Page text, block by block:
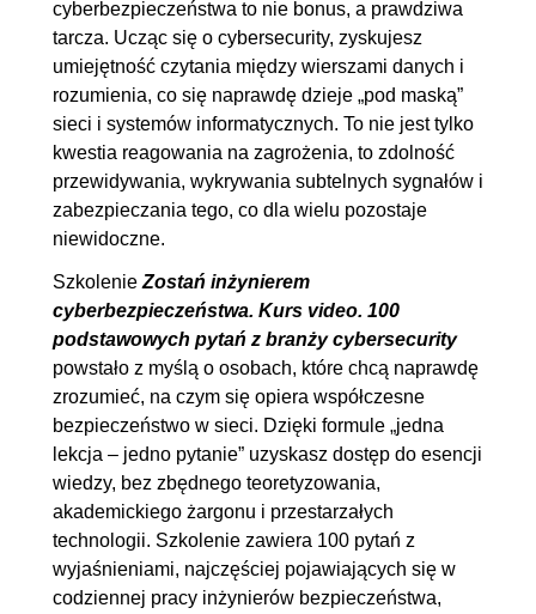
modelu OSI? [7]
1.9. Jakie ryzyko wiąże się z
publicznymi sieciami Wi-Fi? [8]
00:11:12
1.10. Czym jest exploit w
bezpieczeństwie sieci? [9]
00:06:39
1.11. Czym się różni PsExec od
schtask? [10]
00:05:56
2. Szyfrowanie i kryptografia 01:19:19
2.1. Dlaczego SSL już nie jest
bezpieczny? [11]
00:07:00
2.2. Jak działa protokół HTTPS
i dlaczego jest bezpieczniejszy
niż HTTP? [12]
00:08:00
2.3. Co to jest hashowanie i jak
jest wykorzystywane w
bezpieczeństwie? [13]
cyberbezpieczeństwa to nie bonus, a prawdziwa
tarcza. Ucząc się o cybersecurity, zyskujesz
umiejętność czytania między wierszami danych i
rozumienia, co się naprawdę dzieje „pod maską”
sieci i systemów informatycznych. To nie jest tylko
kwestia reagowania na zagrożenia, to zdolność
przewidywania, wykrywania subtelnych sygnałów i
zabezpieczania tego, co dla wielu pozostaje
niewidoczne.
Szkolenie Zostań inżynierem
cyberbezpieczeństwa. Kurs video. 100
podstawowych pytań z branży cybersecurity
powstało z myślą o osobach, które chcą naprawdę
zrozumieć, na czym się opiera współczesne
bezpieczeństwo w sieci. Dzięki formule „jedna
lekcja – jedno pytanie” uzyskasz dostęp do esencji
wiedzy, bez zbędnego teoretyzowania,
akademickiego żargonu i przestarzałych
technologii. Szkolenie zawiera 100 pytań z
wyjaśnieniami, najczęściej pojawiających się w
codziennej pracy inżynierów bezpieczeństwa,